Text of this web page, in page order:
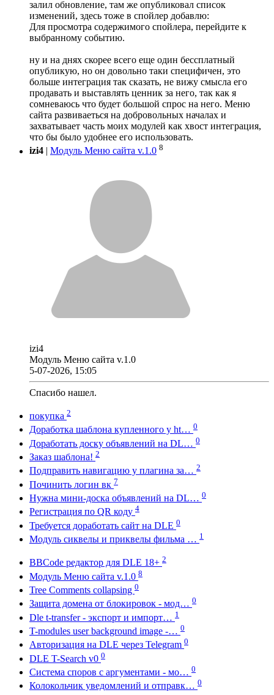
залил обновление, там же опубликовал список
изменений, здесь тоже в спойлер добавлю:
Для просмотра содержимого спойлера, перейдите к
выбранному событию.
ну и на днях скорее всего еще один бессплатный
опубликую, но он довольно таки специфичен, это
больше интеграция так сказать, не вижу смысла его
продавать и выставлять ценник за него, так как я
сомневаюсь что будет большой спрос на него. Меню
сайта развиваеться на добровольных началах и
захватывает часть моих модулей как хвост интеграция,
что бы было удобнее его использовать.
izi4
Модуль Меню сайта v.1.0 8
izi4
Модуль Меню сайта v.1.0
5-07-2026, 15:05
Спасибо нашел.
покупка 2
Доработка шаблона купленного у ht… 0
Доработать доску объявлений на DL… 0
Заказ шаблона! 2
Подправить навигацию у плагина за… 2
Починить логин вк 7
Нужна мини-доска объявлений на DL… 0
Регистрация по QR коду 4
Требуется доработать сайт на DLE 0
Модуль сиквелы и приквелы фильма … 1
BBCode редактор для DLE 18+ 2
Модуль Меню сайта v.1.0 8
Tree Comments collapsing 0
Защита домена от блокировок - мод… 0
Dle t-transfer - экспорт и импорт… 1
T-modules user background image -… 0
Авторизация на DLE через Telegram 0
DLE T-Search v0 0
Система споров с аргументами - мо… 0
Колокольчик уведомлений и отправк… 0